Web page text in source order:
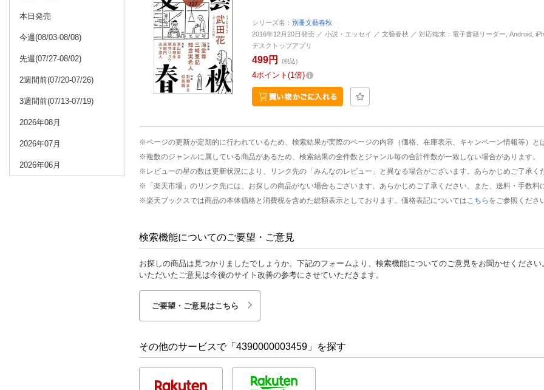
本日発売
今週(08/03-08/08)
先週(07/27-08/02)
2週間前(07/20-07/26)
3週間前(07/13-07/19)
2026年08月
2026年07月
2026年06月
シリーズ名： 別冊文藝春秋
2016年12月20日発売 ／ 小説・エッセイ ／ 文藝春秋 ／ 対応端末：電子書籍リーダー, Android,
デスクトップアプリ
499円 (税込)
4ポイント 1倍
※ページの更新が定期的に行われているため、検索結果が実際のページの内容（価格、在庫表示、キャンペーン情報等）と
※複数のジャンルに属している商品があるため、検索結果の全件数とジャンル毎の合計件数が一致しない場合があります。
※レビューの星の数は更新状況により、リンク先の「みんなのレビュー」と異なる場合がございます。あらかじめご了承く
※「楽天市場」のリンク先には、お探しの商品がない場合もございます。あらかじめご了承ください。また、送料・手数料
※楽天ブックスでは商品の本体価格と消費税を含めた総額表示としております。価格表記については こちら をご参照くださ
検索機能についてのご要望・ご意見
お探しの商品は見つかりましたでしょうか。下記のフォームより、検索機能についてのご意見をお聞かせください
いただいたご意見は今後のサイト改善の参考にさせていただきます。
ご要望・ご意見はこちら
その他のサービスで「4390000003459」を探す